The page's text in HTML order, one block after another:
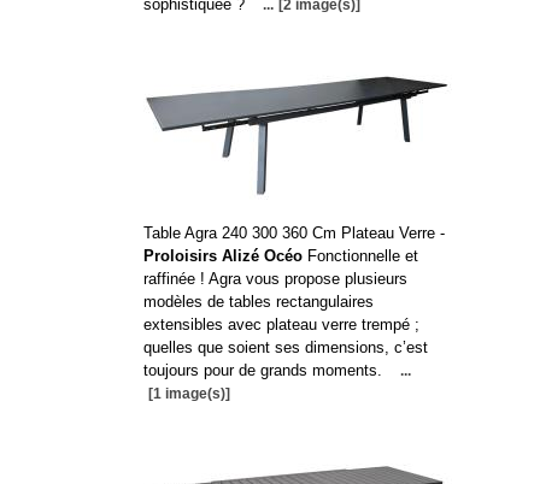
sophistiquée ?
... [2 image(s)]
Table Agra 240 300 360 Cm Plateau Verre -
Proloisirs Alizé OcéoFonctionnelle et
raffinée ! Agra vous propose plusieurs
modèles de tables rectangulaires
extensibles avec plateau verre trempé ;
quelles que soient ses dimensions, c’est
toujours pour de grands moments.
...
[1 image(s)]